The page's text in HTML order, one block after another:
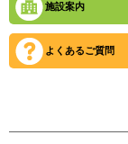
施設案内
よくあるご質問